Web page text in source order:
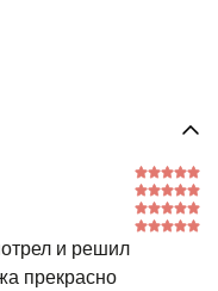
и решил
прекрасно